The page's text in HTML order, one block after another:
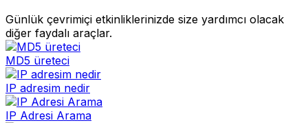
Günlük çevrimiçi etkinliklerinizde size yardımcı olacak
diğer faydalı araçlar.
MD5 üreteci
IP adresim nedir
IP Adresi Arama